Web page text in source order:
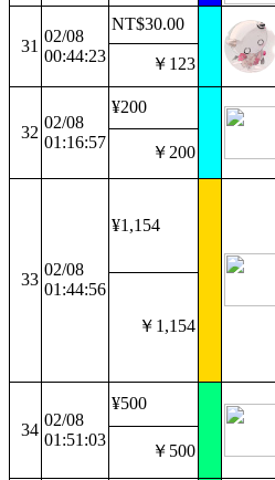
31
02/08
00:44:23
NT$30.00
￥123
32
02/08
01:16:57
¥200
￥200
33
02/08
01:44:56
¥1,154
￥1,154
34
02/08
01:51:03
¥500
￥500